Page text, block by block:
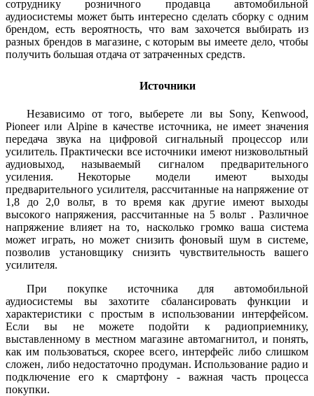
сотруднику розничного продавца автомобильной
аудиосистемы может быть интересно сделать сборку с одним
брендом, есть вероятность, что вам захочется выбирать из
разных брендов в магазине, с которым вы имеете дело, чтобы
получить большая отдача от затраченных средств.
Источники
Независимо от того, выберете ли вы Sony, Kenwood,
Pioneer или Alpine в качестве источника, не имеет значения
передача звука на цифровой сигнальный процессор или
усилитель. Практически все источники имеют низковольтный
аудиовыход, называемый сигналом предварительного
усиления. Некоторые модели имеют выходы
предварительного усилителя, рассчитанные на напряжение от
1,8 до 2,0 вольт, в то время как другие имеют выходы
высокого напряжения, рассчитанные на 5 вольт . Различное
напряжение влияет на то, насколько громко ваша система
может играть, но может снизить фоновый шум в системе,
позволив установщику снизить чувствительность вашего
усилителя.
При покупке источника для автомобильной
аудиосистемы вы захотите сбалансировать функции и
характеристики с простым в использовании интерфейсом.
Если вы не можете подойти к радиоприемнику,
выставленному в местном магазине автомагнитол, и понять,
как им пользоваться, скорее всего, интерфейс либо слишком
сложен, либо недостаточно продуман. Использование радио и
подключение его к смартфону - важная часть процесса
покупки.